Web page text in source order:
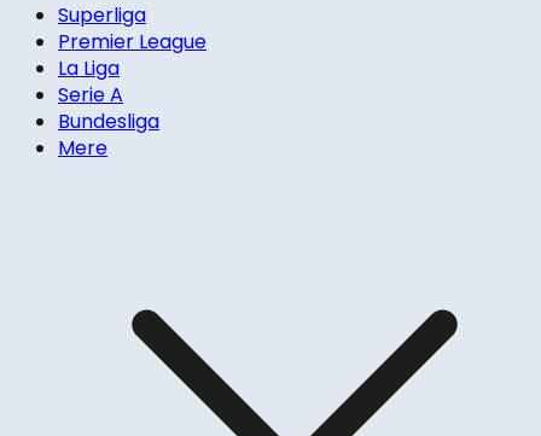
Superliga
Premier League
La Liga
Serie A
Bundesliga
Mere